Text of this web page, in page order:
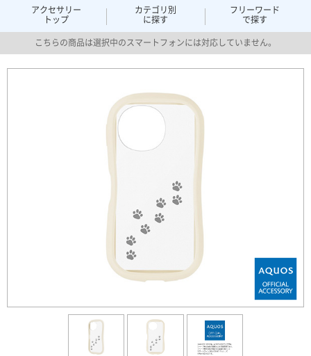
アクセサリー
トップ
カテゴリ別
に探す
フリーワード
で探す
こちらの商品は選択中のスマートフォンには対応していません。